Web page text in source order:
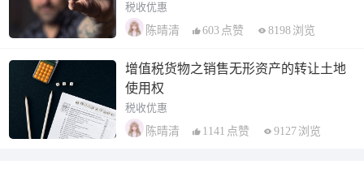
税收优惠
陈晴清
603 点赞 8198 浏览
增值税货物之销售无形资产的转让土地
使用权
税收优惠
陈晴清
1141 点赞 9127 浏览